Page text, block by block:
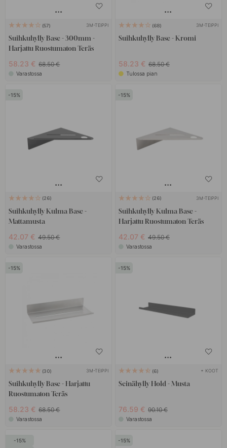
57 3M-TEIPPI
Suihkuhylly Base - 300mm -
Harjattu Ruostumaton Teräs
58.23 € 68.50 €
Varastossa
68 3M-TEIPPI
Suihkuhylly Base - Kromi
58.23 € 68.50 €
Tulossa pian
15
26
Suihkuhylly Kulma Base -
Mattamusta
42.07 € 49.50 €
Varastossa
15
26 3M-TEIPPI
Suihkuhylly Kulma Base -
Harjattu Ruostumaton Teräs
42.07 € 49.50 €
Varastossa
15
30 3M-TEIPPI
Suihkuhylly Base - Harjattu
Ruostumaton Teräs
58.23 € 68.50 €
Varastossa
15
6 + KOOT
Seinähylly Hold - Musta
76.59 € 90.10 €
Varastossa
15
15